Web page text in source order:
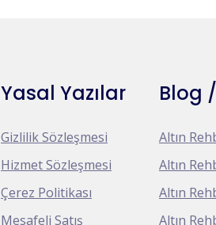
Yasal Yazılar
Gizlilik Sözleşmesi
Hizmet Sözleşmesi
Çerez Politikası
Mesafeli Satış
Blog
Altın
Altın
Altın
Altın